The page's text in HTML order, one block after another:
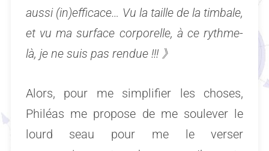
aussi (in)efficace… Vu la taille de la timbale,
et vu ma surface corporelle, à ce rythme-
là, je ne suis pas rendue !!! 》
Alors, pour me simplifier les choses,
Philéas me propose de me soulever le
lourd seau pour me le verser